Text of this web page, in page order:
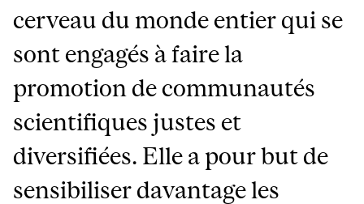
cerveau du monde entier qui se
sont engagés à faire la
promotion de communautés
scientifiques justes et
diversifiées. Elle a pour but de
sensibiliser davantage les